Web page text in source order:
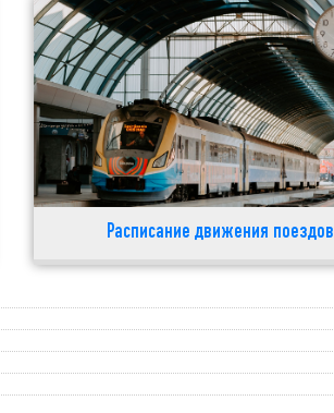
Расписание движения поездов